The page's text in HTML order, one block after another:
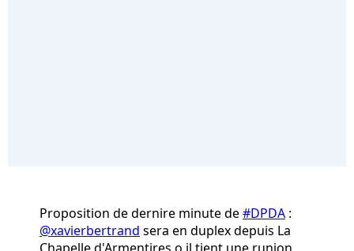
Proposition de dernire minute de#DPDA :
@xavierbertrand sera en duplex depuis La
Chapelle d'Armentires o il tient une runion